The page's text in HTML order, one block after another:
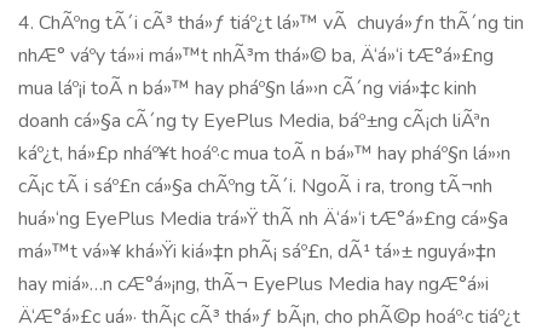
4. ChÃºng tÃ´i cÃ³ thá»ƒ tiáº¿t lá»™ vÃ chuyá»ƒn thÃ´ng tin
nhÆ° váº­y tá»›i má»™t nhÃ³m thá»© ba, Ä‘á»‘i tÆ°á»£ng
mua láº¡i toÃ n bá»™ hay pháº§n lá»›n cÃ´ng viá»‡c kinh
doanh cá»§a cÃ´ng ty EyePlus Media, báº±ng cÃ¡ch liÃªn
káº¿t, há»£p nháº¥t hoáº·c mua toÃ n bá»™ hay pháº§n lá»›n
cÃ¡c tÃ i sáº£n cá»§a chÃºng tÃ´i. NgoÃ i ra, trong tÃ¬nh
huá»‘ng EyePlus Media trá»Ÿ thÃ nh Ä‘á»‘i tÆ°á»£ng cá»§a
má»™t vá»¥ khá»Ÿi kiá»‡n phÃ¡ sáº£n, dÃ¹ tá»± nguyá»‡n
hay miá»…n cÆ°á»¡ng, thÃ¬ EyePlus Media hay ngÆ°á»i
Ä‘Æ°á»£c uá»· thÃ¡c cÃ³ thá»ƒ bÃ¡n, cho phÃ©p hoáº·c tiáº¿t